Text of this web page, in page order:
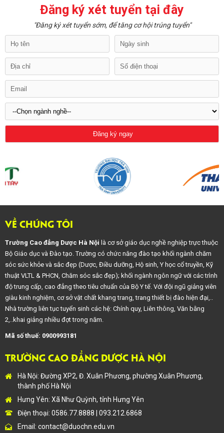
Đăng ký xét tuyển tại đây
"Đăng ký xét tuyển sớm, để tăng cơ hội trúng tuyển"
VỀ CHÚNG TÔI
Trường Cao đẳng Dược Hà Nội là cơ sở giáo dục nghề nghiệp trực thuộc
Bộ Giáo dục và Đào tạo. Trường có chức năng đào tạo khối ngành chăm
sóc sức khỏe và sắc đẹp (Dược, Điều dưỡng, Hộ sinh, Y học cổ truyền, Kỹ
thuật VLTL & PHCN, Chăm sóc sắc đẹp); khối ngành ngôn ngữ với các trình
độ trung cấp, cao đẳng theo tiêu chuẩn của Bộ Y tế. Với đội ngũ giảng viên
giàu kinh nghiệm, cơ sở vật chất khang trang, trang thiết bị đào hiện đại,..
Nhà trường liên tục tuyển sinh các hệ: Chính quy, Liên thông, Văn bằng
2,..khai giảng nhiều đợt trong năm.
Mã số thuế: 0900993181
TRƯỜNG CAO ĐẲNG DƯỢC HÀ NỘI
Hà Nội: Đường XP2, Đ. Xuân Phương, phường Xuân Phương,
thành phố Hà Nội
Hưng Yên: Xã Như Quỳnh, tỉnh Hưng Yên
Điện thoại: 0586.77.8888 | 093.212.6868
Email: contact@duochn.edu.vn